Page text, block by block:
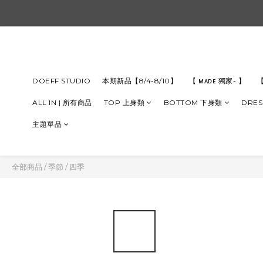
DOEFF STUDIO 本期新品【8/4-8/10】 【 ᴍᴀᴅᴇ 獨家- 】
ALL IN | 所有商品 TOP 上身類 BOTTOM 下身類
主題單品
全部商品 /季節 /四季